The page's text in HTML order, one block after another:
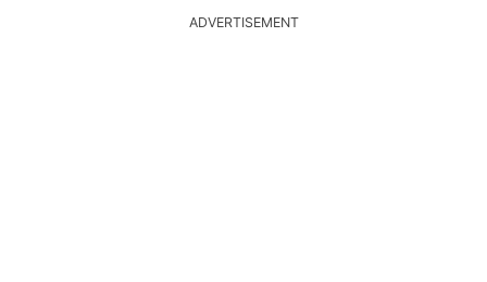
ADVERTISEMENT